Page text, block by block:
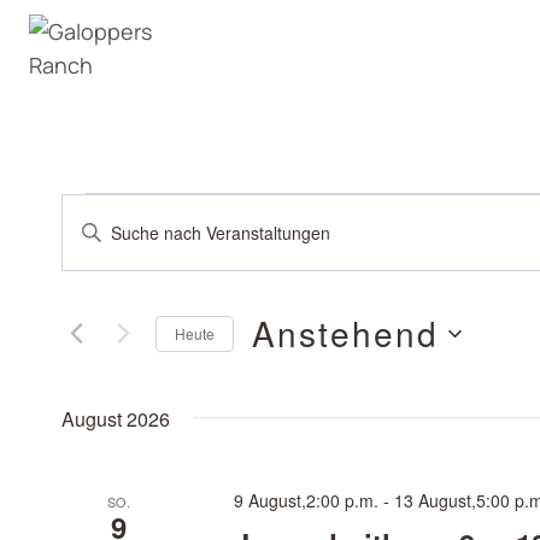
Zum
Inhalt
springen
VERANSTALTUNGEN
SUCHE
UND
NAVIGATION
Bitte
Suche
Schlüsselwort.
Heute Anstehend
August 2026
SO.
9
9 August,2:00 p.m. - 13 August,5:00